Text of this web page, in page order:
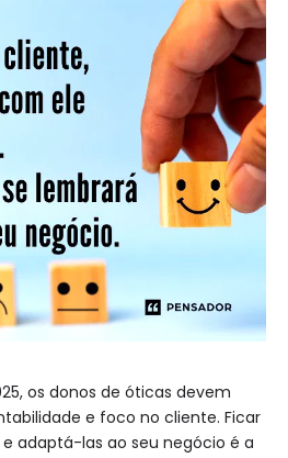
os donos de óticas devem
e foco no cliente. Ficar
adaptá-las ao seu negócio é a